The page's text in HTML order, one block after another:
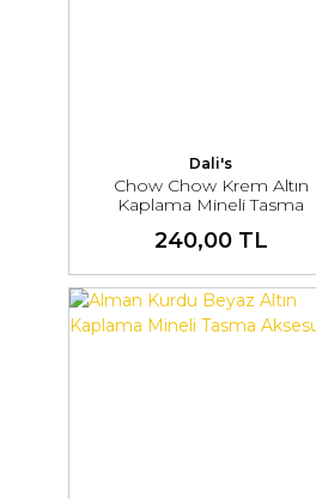
Dali's
Chow Chow Krem Altın
Kaplama Mineli Tasma
240,00 TL